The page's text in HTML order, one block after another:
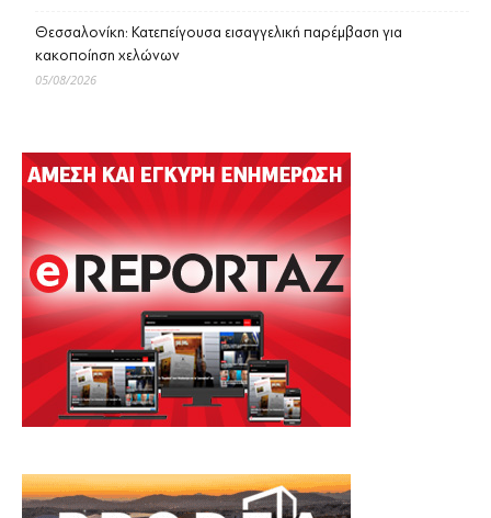
Θεσσαλονίκη: Κατεπείγουσα εισαγγελική παρέμβαση για
κακοποίηση χελώνων
05/08/2026